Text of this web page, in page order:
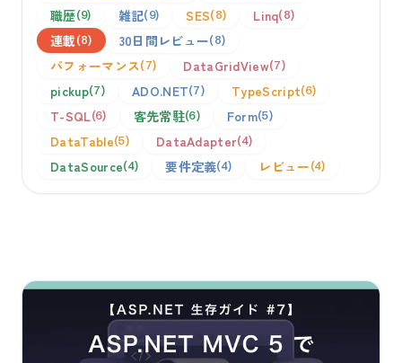
職歴 9 雑記 9 SES 8 Linq 8
連載 8 30日間レビュー 8
パフォーマンス 7 DataGridView 7
pickup 7 ADO.NET 7 TypeScript 6
T-SQL 6 客先常駐 6 Form 5
DataTable 5 DataAdapter 4
DataSource 4 要件定義 4 レビュー 4